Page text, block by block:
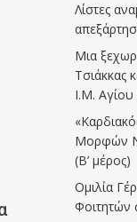
Λίστες
Μια
Τσιάκκας
Ι.Μ.
Μορφών
(Β’ μέρος)
Ομιλία
Φοιτητών